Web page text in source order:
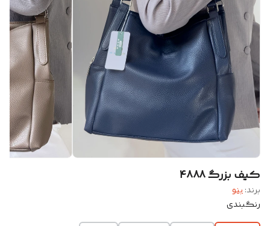
کیف بزرگ ۴۸۸۸
برند:بنو
رنگبندی